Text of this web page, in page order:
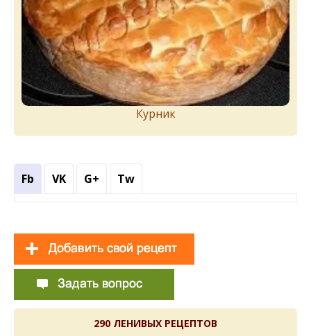
Курник
Fb VK G+ Tw
290 ЛЕНИВЫХ РЕЦЕПТОВ